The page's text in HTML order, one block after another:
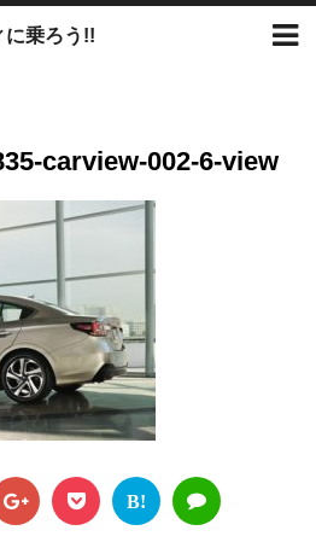
に乗ろう!!
carview-002-6-view
B!